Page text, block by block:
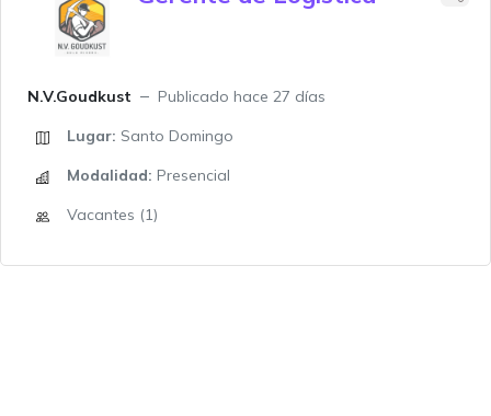
N.V.Goudkust
Publicado hace 27 días
Lugar: Santo Domingo
Modalidad: Presencial
Vacantes (1)